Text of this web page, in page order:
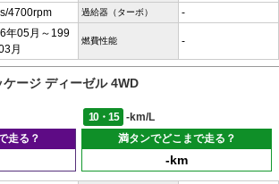
4700rpm 過給器（ターボ） -
年05月～199
月
燃費性能 -
ージ ディーゼル 4WD
10・15
-km/L
走る？
満タンでどこまで走る？
-km